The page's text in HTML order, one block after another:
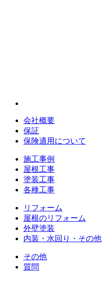
会社概要
保証
保険適用について
施工事例
屋根工事
塗装工事
各種工事
リフォーム
屋根のリフォーム
外壁塗装
内装・水回り・その他
その他
質問